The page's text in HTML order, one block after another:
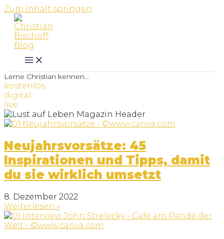
Zum Inhalt springen
Lerne Christian kennen…
kostenlos
digital
live
Neujahrsvorsätze: 45
Inspirationen und Tipps, damit
du sie wirklich umsetzt
8. Dezember 2022
Weiterlesen »